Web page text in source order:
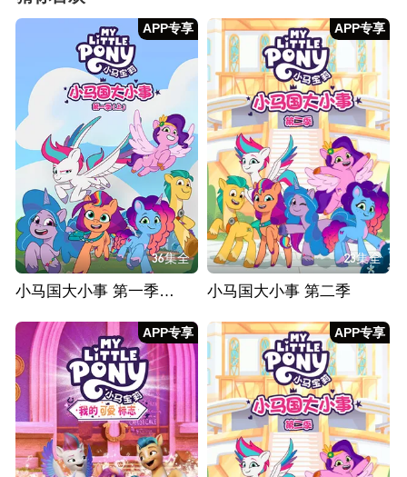
APP专享
36集全
小马国大小事 第一季（上）
APP专享
23集全
小马国大小事 第二季
APP专享 APP专享